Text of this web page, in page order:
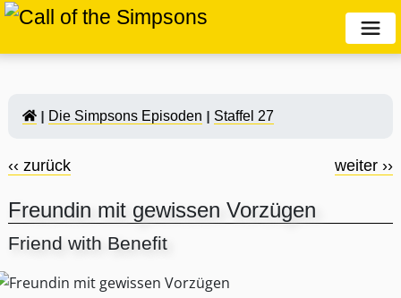
Die Simpsons Episoden Staffel 27
‹‹ zurück weiter ››
Freundin mit gewissen Vorzügen
Friend with Benefit